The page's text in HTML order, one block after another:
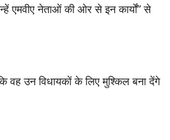
एमवीए नेताओं की ओर से इन कार्यों” से
वह उन विधायकों के लिए मुश्किल बना देंगे